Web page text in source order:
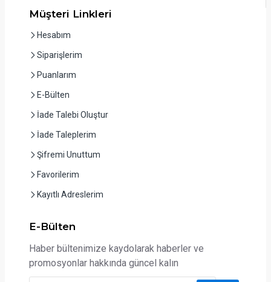
Müşteri Linkleri
Hesabım
Siparişlerim
Puanlarım
E-Bülten
İade Talebi Oluştur
İade Taleplerim
Şifremi Unuttum
Favorilerim
Kayıtlı Adreslerim
E-Bülten
Haber bültenimize kaydolarak haberler ve
promosyonlar hakkında güncel kalın